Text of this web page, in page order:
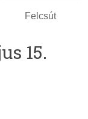
Felcsút
15.